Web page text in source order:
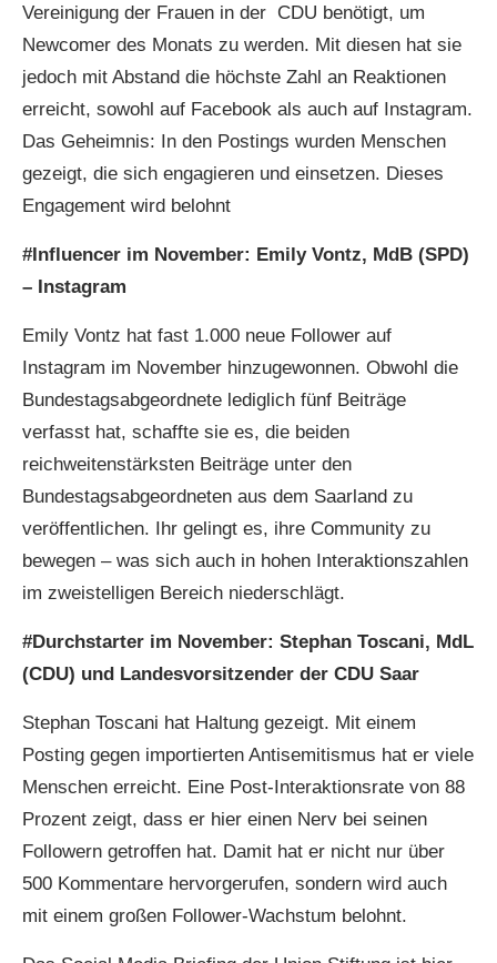
Vereinigung der Frauen in der CDU benötigt, um
Newcomer des Monats zu werden. Mit diesen hat sie
jedoch mit Abstand die höchste Zahl an Reaktionen
erreicht, sowohl auf Facebook als auch auf Instagram.
Das Geheimnis: In den Postings wurden Menschen
gezeigt, die sich engagieren und einsetzen. Dieses
Engagement wird belohnt
#Influencer im November: Emily Vontz, MdB (SPD)
– Instagram
Emily Vontz hat fast 1.000 neue Follower auf
Instagram im November hinzugewonnen. Obwohl die
Bundestagsabgeordnete lediglich fünf Beiträge
verfasst hat, schaffte sie es, die beiden
reichweitenstärksten Beiträge unter den
Bundestagsabgeordneten aus dem Saarland zu
veröffentlichen. Ihr gelingt es, ihre Community zu
bewegen – was sich auch in hohen Interaktionszahlen
im zweistelligen Bereich niederschlägt.
#Durchstarter im November: Stephan Toscani, MdL
(CDU) und Landesvorsitzender der CDU Saar
Stephan Toscani hat Haltung gezeigt. Mit einem
Posting gegen importierten Antisemitismus hat er viele
Menschen erreicht. Eine Post-Interaktionsrate von 88
Prozent zeigt, dass er hier einen Nerv bei seinen
Followern getroffen hat. Damit hat er nicht nur über
500 Kommentare hervorgerufen, sondern wird auch
mit einem großen Follower-Wachstum belohnt.